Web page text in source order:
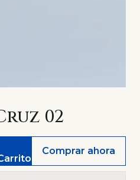
02
Comprar ahora